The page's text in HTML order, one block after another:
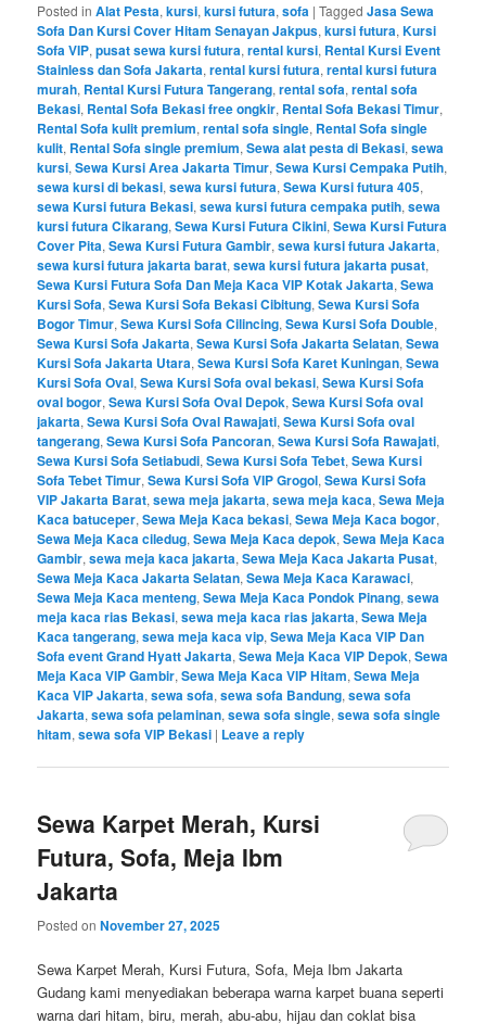
Posted in Alat Pesta,kursi,kursi futura,sofa |Tagged Jasa Sewa
Sofa Dan Kursi Cover Hitam Senayan Jakpus,kursi futura,Kursi
Sofa VIP,pusat sewa kursi futura,rental kursi, Rental Kursi Event
Stainless dan Sofa Jakarta,rental kursi futura,rental kursi futura
murah, Rental Kursi Futura Tangerang,rental sofa,rental sofa
Bekasi, Rental Sofa Bekasi free ongkir, Rental Sofa Bekasi Timur,
Rental Sofa kulit premium,rental sofa single, Rental Sofa single
kulit, Rental Sofa single premium,Sewa alat pesta di Bekasi,sewa
kursi,Sewa Kursi Area Jakarta Timur,Sewa Kursi Cempaka Putih,
sewa kursi di bekasi,sewa kursi futura,Sewa Kursi futura 405,
sewa Kursi futura Bekasi,sewa kursi futura cempaka putih,sewa
kursi futura Cikarang,Sewa Kursi Futura Cikini,Sewa Kursi Futura
Cover Pita,Sewa Kursi Futura Gambir,sewa kursi futura Jakarta,
sewa kursi futura jakarta barat,sewa kursi futura jakarta pusat,
Sewa Kursi Futura Sofa Dan Meja Kaca VIP Kotak Jakarta,Sewa
Kursi Sofa,Sewa Kursi Sofa Bekasi Cibitung,Sewa Kursi Sofa
Bogor Timur,Sewa Kursi Sofa Cilincing,Sewa Kursi Sofa Double,
Sewa Kursi Sofa Jakarta,Sewa Kursi Sofa Jakarta Selatan,Sewa
Kursi Sofa Jakarta Utara,Sewa Kursi Sofa Karet Kuningan,Sewa
Kursi Sofa Oval,Sewa Kursi Sofa oval bekasi,Sewa Kursi Sofa
oval bogor,Sewa Kursi Sofa Oval Depok,Sewa Kursi Sofa oval
jakarta,Sewa Kursi Sofa Oval Rawajati,Sewa Kursi Sofa oval
tangerang,Sewa Kursi Sofa Pancoran,Sewa Kursi Sofa Rawajati,
Sewa Kursi Sofa Setiabudi,Sewa Kursi Sofa Tebet,Sewa Kursi
Sofa Tebet Timur,Sewa Kursi Sofa VIP Grogol,Sewa Kursi Sofa
VIP Jakarta Barat,sewa meja jakarta,sewa meja kaca,Sewa Meja
Kaca batuceper,Sewa Meja Kaca bekasi,Sewa Meja Kaca bogor,
Sewa Meja Kaca ciledug,Sewa Meja Kaca depok,Sewa Meja Kaca
Gambir,sewa meja kaca jakarta,Sewa Meja Kaca Jakarta Pusat,
Sewa Meja Kaca Jakarta Selatan,Sewa Meja Kaca Karawaci,
Sewa Meja Kaca menteng,Sewa Meja Kaca Pondok Pinang,sewa
meja kaca rias Bekasi,sewa meja kaca rias jakarta,Sewa Meja
Kaca tangerang,sewa meja kaca vip,Sewa Meja Kaca VIP Dan
Sofa event Grand Hyatt Jakarta,Sewa Meja Kaca VIP Depok,Sewa
Meja Kaca VIP Gambir,Sewa Meja Kaca VIP Hitam,Sewa Meja
Kaca VIP Jakarta,sewa sofa,sewa sofa Bandung,sewa sofa
Jakarta,sewa sofa pelaminan,sewa sofa single,sewa sofa single
hitam,sewa sofa VIP Bekasi | Leave a reply
Sewa Karpet Merah, Kursi
Futura, Sofa, Meja Ibm
Jakarta
Posted onNovember 27, 2025
Sewa Karpet Merah, Kursi Futura, Sofa, Meja Ibm Jakarta
Gudang kami menyediakan beberapa warna karpet buana seperti
warna dari hitam, biru, merah, abu-abu, hijau dan coklat bisa